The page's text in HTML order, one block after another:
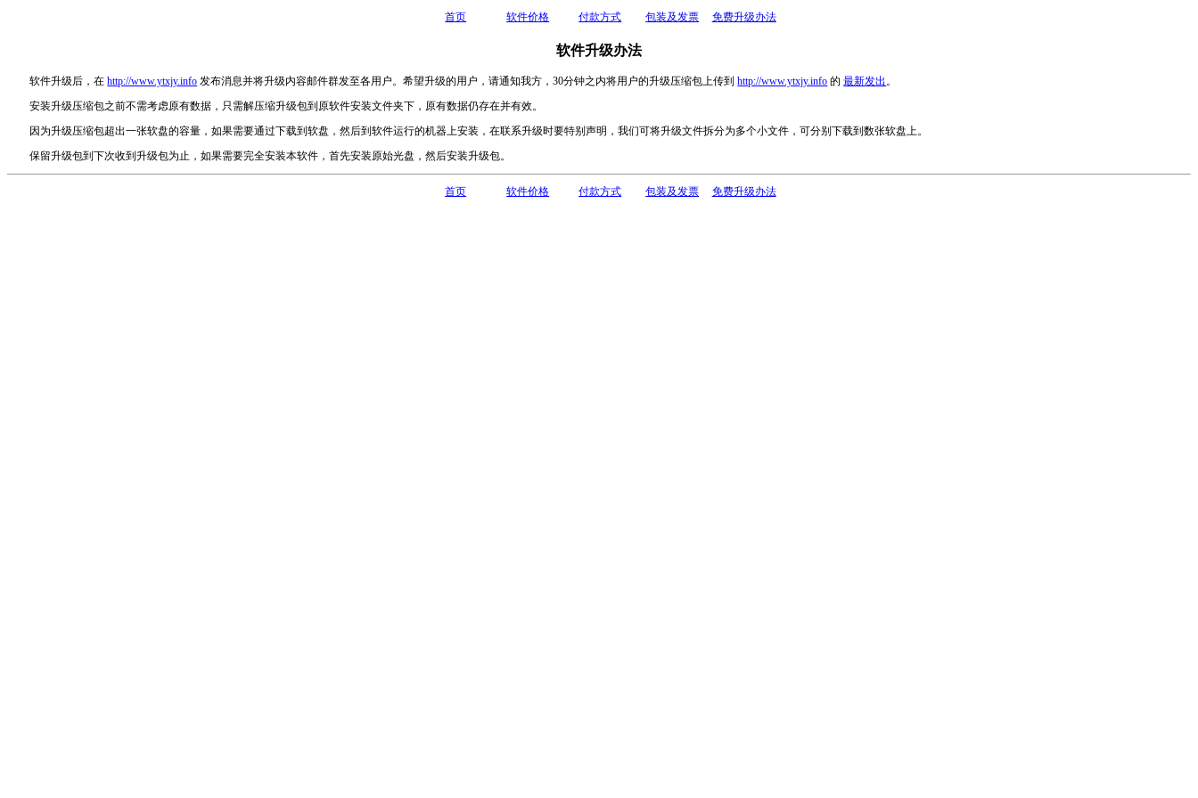
首页 软件价格 付款方式 包装及发票 免费升级办法
软件升级办法
软件升级后，在http://www.ytxjy.info 发布消息并将升级内容邮件群发至各用户。希望升级的用户，请通知我方，30分钟之内将用户的升级压缩包上传到http://www.ytxjy.info 的最新发出。
安装升级压缩包之前不需考虑原有数据，只需解压缩升级包到原软件安装文件夹下，原有数据仍存在并有效。
因为升级压缩包超出一张软盘的容量，如果需要通过下载到软盘，然后到软件运行的机器上安装，在联系升级时要特别声明，我们可将升级文件拆分为多个小文件，可分别下载到数张软盘上。
保留升级包到下次收到升级包为止，如果需要完全安装本软件，首先安装原始光盘，然后安装升级包。
首页 软件价格 付款方式 包装及发票 免费升级办法